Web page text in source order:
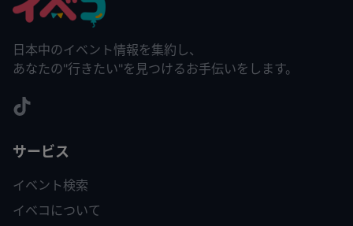
日本中のイベント情報を集約し、
あなたの"行きたい"を見つけるお手伝いをします。
サービス
イベント検索
イベコについて